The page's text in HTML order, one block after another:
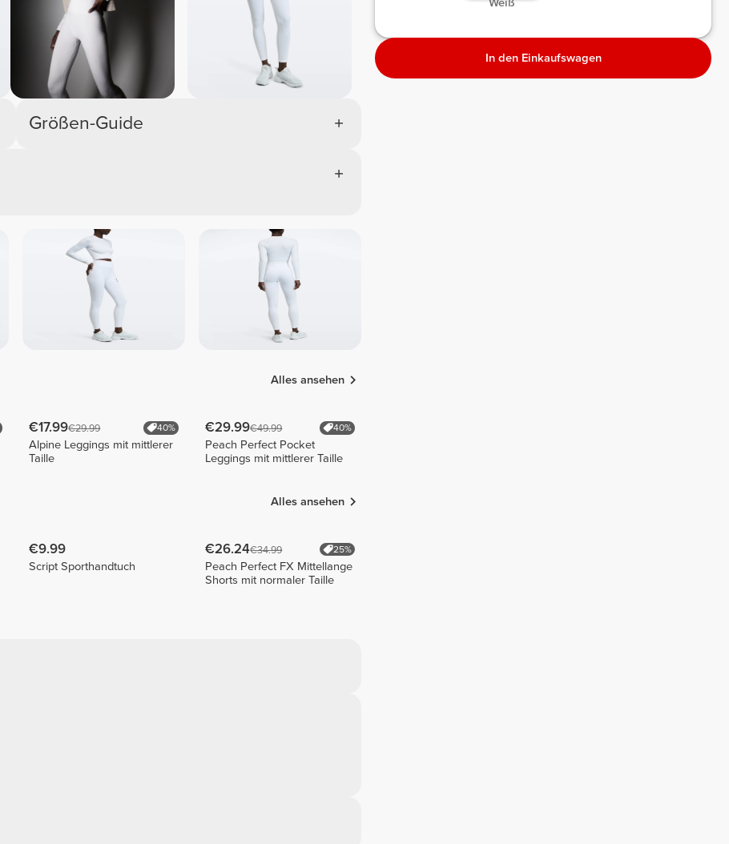
Größen-Guide
Alles ansehen
€17.99€29.99 40%
Alpine Leggings mit mittlerer
Taille
€29.99€49.99 40%
Peach Perfect Pocket
Leggings mit mittlerer Taille
Alles ansehen
€9.99
Script Sporthandtuch
€26.24€34.99 25%
Peach Perfect FX Mittellange
Shorts mit normaler Taille
In den Einkaufswagen